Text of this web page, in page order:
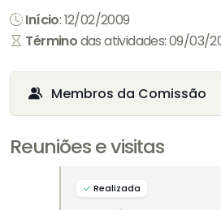
Início: 12/02/2009
Términodas atividades: 09/03/
Membros da Comissão
Reuniões e visitas
Realizada